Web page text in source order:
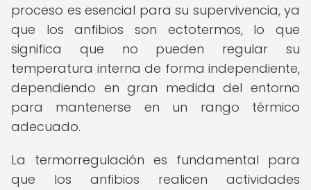
proceso es esencial para su supervivencia, ya
que los anfibios son ectotermos, lo que
significa que no pueden regular su
temperatura interna de forma independiente,
dependiendo en gran medida del entorno
para mantenerse en un rango térmico
adecuado.
La termorregulación es fundamental para
que los anfibios realicen actividades